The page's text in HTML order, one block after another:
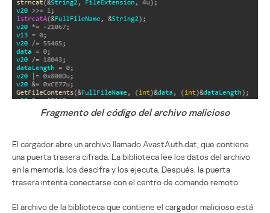
Fragmento del código del archivo malicioso
El cargador abre un archivo llamado AvastAuth.dat, que contiene
una puerta trasera cifrada. La biblioteca lee los datos del archivo
en la memoria, los descifra y los ejecuta. Después, la puerta
trasera intenta conectarse con el centro de comando remoto.
El archivo de la biblioteca que contiene el cargador malicioso está